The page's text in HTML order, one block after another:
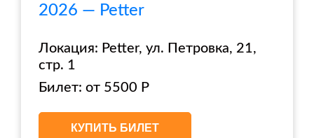
2026 — Petter
Локация: Petter, ул. Петровка, 21,
стр. 1
Билет: от 5500 Р
КУПИТЬ БИЛЕТ